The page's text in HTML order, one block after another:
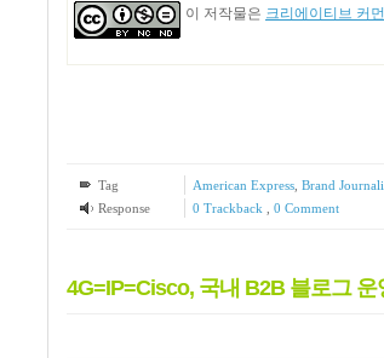
이 저작물은 크리에이티브 커
Tag American Express, Brand
Response
0 Trackback 0 Comment
4G=IP=Cisco, 국내 B2B 블로그